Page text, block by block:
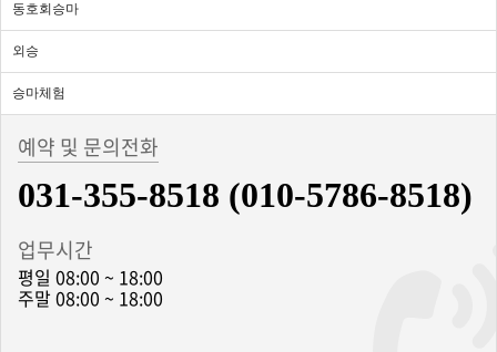
동호회승마
외승
승마체험
예약 및 문의전화
031-355-8518 (010-5786-8518)
업무시간
평일 08:00 ~ 18:00
주말 08:00 ~ 18:00